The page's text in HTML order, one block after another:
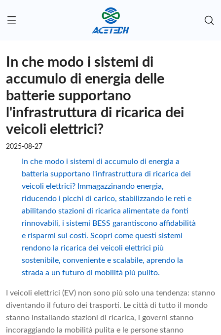
In che modo i sistemi di
accumulo di energia delle
batterie supportano
l'infrastruttura di ricarica dei
veicoli elettrici?
2025-08-27
In che modo i sistemi di accumulo di energia a
batteria supportano l'infrastruttura di ricarica dei
veicoli elettrici? Immagazzinando energia,
riducendo i picchi di carico, stabilizzando le reti e
abilitando stazioni di ricarica alimentate da fonti
rinnovabili, i sistemi BESS garantiscono affidabilità
e risparmi sui costi. Scopri come questi sistemi
rendono la ricarica dei veicoli elettrici più
sostenibile, conveniente e scalabile, aprendo la
strada a un futuro di mobilità più pulito.
I veicoli elettrici (EV) non sono più solo una tendenza: stanno
diventando il futuro dei trasporti. Le città di tutto il mondo
stanno installando stazioni di ricarica, i governi stanno
incoraggiando la mobilità pulita e le persone stanno